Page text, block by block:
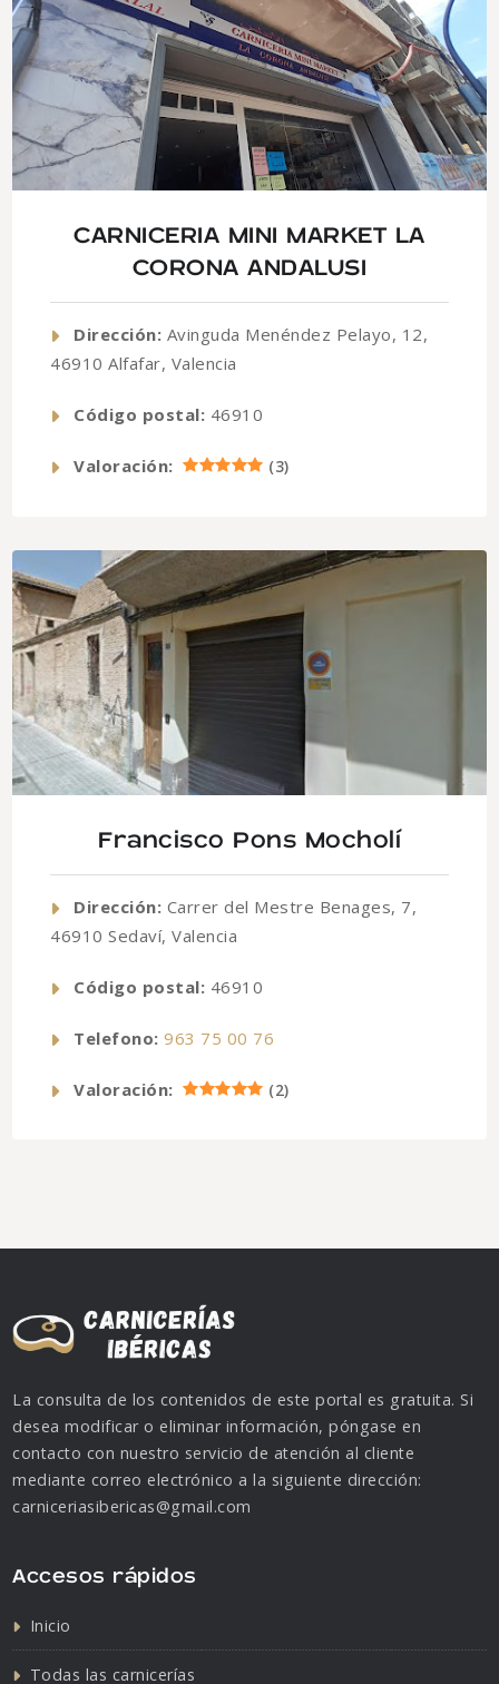
CARNICERIA MINI MARKET LA
CORONA ANDALUSI
Dirección: Avinguda Menéndez Pelayo, 12,
46910 Alfafar, Valencia
Código postal: 46910
Valoración: (3)
Francisco Pons Mocholí
Dirección: Carrer del Mestre Benages, 7,
46910 Sedaví, Valencia
Código postal: 46910
Telefono: 963 75 00 76
Valoración: (2)
La consulta de los contenidos de este portal es gratuita. Si
desea modificar o eliminar información, póngase en
contacto con nuestro servicio de atención al cliente
mediante correo electrónico a la siguiente dirección:
carniceriasibericas@gmail.com
Accesos rápidos
Inicio
Todas las carnicerías